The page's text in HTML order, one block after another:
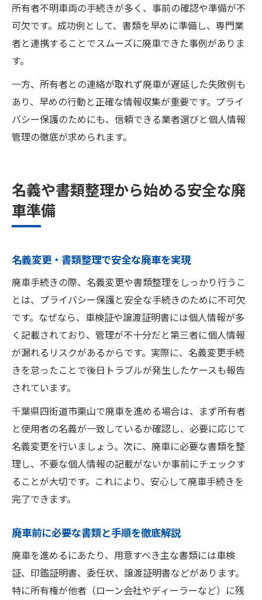
所有者不明車両の手続きが多く、事前の確認や準備が不
可欠です。成功例として、書類を早めに準備し、専門業
者と連携することでスムーズに廃車できた事例がありま
す。
一方、所有者との連絡が取れず廃車が遅延した失敗例も
あり、早めの行動と正確な情報収集が重要です。プライ
バシー保護のためにも、信頼できる業者選びと個人情報
管理の徹底が求められます。
名義や書類整理から始める安全な廃
車準備
名義変更・書類整理で安全な廃車を実現
廃車手続きの際、名義変更や書類整理をしっかり行うこ
とは、プライバシー保護と安全な手続きのために不可欠
です。なぜなら、車検証や譲渡証明書には個人情報が多
く記載されており、管理が不十分だと第三者に個人情報
が漏れるリスクがあるからです。実際に、名義変更手続
きを怠ったことで後日トラブルが発生したケースも報告
されています。
千葉県四街道市栗山で廃車を進める場合は、まず所有者
と使用者の名義が一致しているか確認し、必要に応じて
名義変更を行いましょう。次に、廃車に必要な書類を整
理し、不要な個人情報の記載がないか事前にチェックす
ることが大切です。これにより、安心して廃車手続きを
完了できます。
廃車前に必要な書類と手順を徹底解説
廃車を進めるにあたり、用意すべき主な書類には車検
証、印鑑証明書、委任状、譲渡証明書などがあります。
特に所有権が他者（ローン会社やディーラーなど）に残